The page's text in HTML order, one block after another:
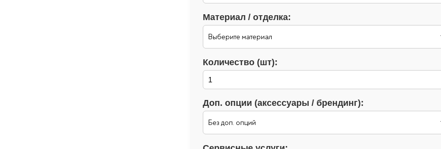
Материал / отделка:
Количество (шт):
Доп. опции (аксессуары / брендинг):